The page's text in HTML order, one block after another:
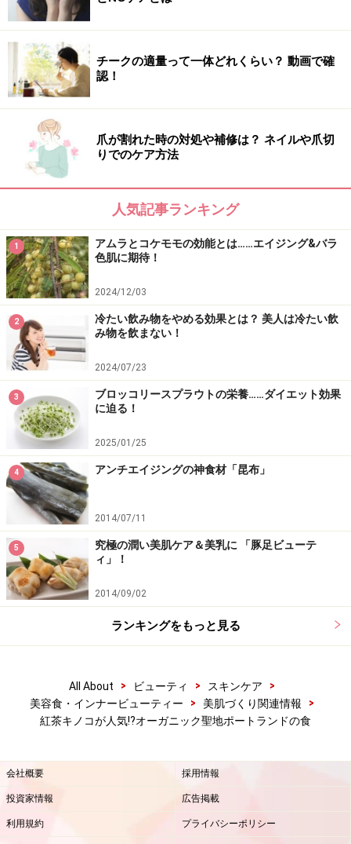
チークの適量って一体どれくらい？ 動画で確
認！
爪が割れた時の対処や補修は？ ネイルや爪切
りでのケア方法
人気記事ランキング
1
アムラとコケモモの効能とは……エイジング&バラ
色肌に期待！
2024/12/03
2
冷たい飲み物をやめる効果とは？ 美人は冷たい飲
み物を飲まない！
2024/07/23
3
ブロッコリースプラウトの栄養……ダイエット効果
に迫る！
2025/01/25
4 アンチエイジングの神食材「昆布」
2014/07/11
5
究極の潤い美肌ケア＆美乳に 「豚足ビューテ
ィ」！
2014/09/02
ランキングをもっと見る
All About > ビューティ > スキンケア
>
美容食・インナービューティー
> 美肌づくり関連情報
>
紅茶キノコが人気!?オーガニック聖地ポートランドの食
会社概要 採用情報
投資家情報 広告掲載
利用規約 プライバシーポリシー